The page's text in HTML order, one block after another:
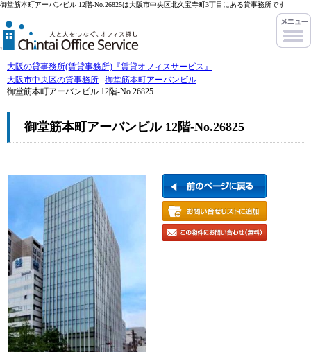
御堂筋本町アーバンビル 12階-No.26825は大阪市中央区北久宝寺町3丁目にある貸事務所です
大阪の貸事務所(賃貸事務所)『賃貸オフィスサービス』
大阪市中央区の貸事務所
御堂筋本町アーバンビル
御堂筋本町アーバンビル 12階-No.26825
御堂筋本町アーバンビル 12階-No.26825